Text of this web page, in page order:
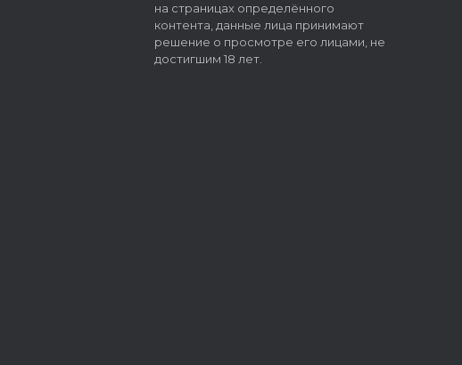
на страницах определённого
контента, данные лица принимают
решение о просмотре его лицами, не
достигшим 18 лет.